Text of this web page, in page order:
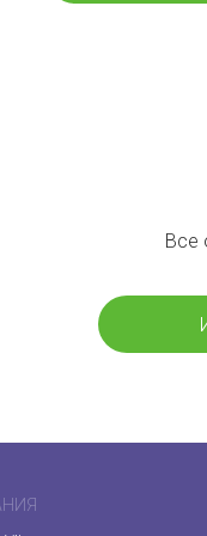
Все